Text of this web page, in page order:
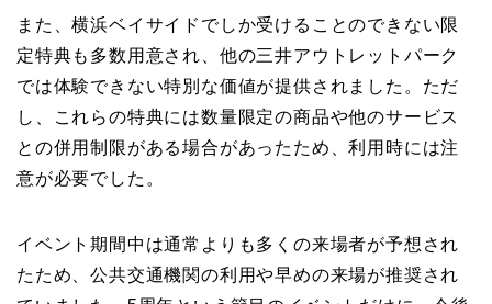
また、横浜ベイサイドでしか受けることのできない限
定特典も多数用意され、他の三井アウトレットパーク
では体験できない特別な価値が提供されました。ただ
し、これらの特典には数量限定の商品や他のサービス
との併用制限がある場合があったため、利用時には注
意が必要でした。
イベント期間中は通常よりも多くの来場者が予想され
たため、公共交通機関の利用や早めの来場が推奨され